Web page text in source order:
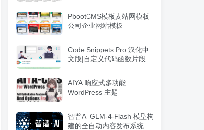
PbootCMS模板麦站网模板
公司企业网站模板
Code Snippets Pro 汉化中
文版|自定义代码函数片段管
AIYA 响应式多功能
WordPress 主题
智普AI GLM-4-Flash 模型构
建的全自动内容发布系统